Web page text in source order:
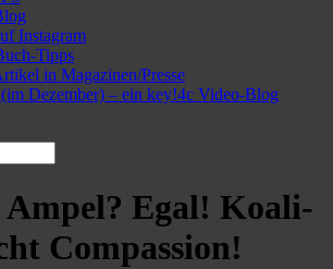
Instagram
Tipps
in Magazinen/Presse
Dezember) – ein key!4c Video-Blog
Ampel? Egal! Koali­
Compassion!